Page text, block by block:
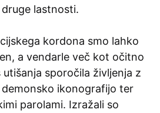
lastnosti.
kordona smo lahko
a vendarle več kot očitno
sporočila življenja z
ikonografijo ter
parolami. Izražali so